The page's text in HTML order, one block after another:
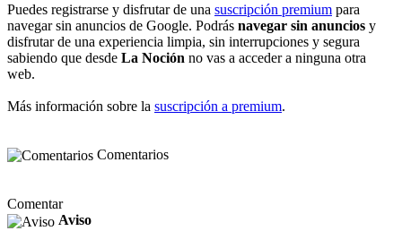
Puedes registrarse y disfrutar de una suscripción premium para
navegar sin anuncios de Google. Podrás navegar sin anuncios y
disfrutar de una experiencia limpia, sin interrupciones y segura
sabiendo que desde La Noción no vas a acceder a ninguna otra
web.
Más información sobre la suscripción a premium.
Comentarios
Comentar
Aviso